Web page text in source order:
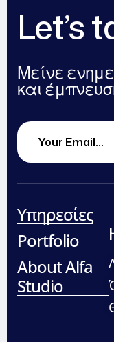
Let’s
Μείνε
και
Υπηρεσίες
Portfolio
About Alfa
Studio